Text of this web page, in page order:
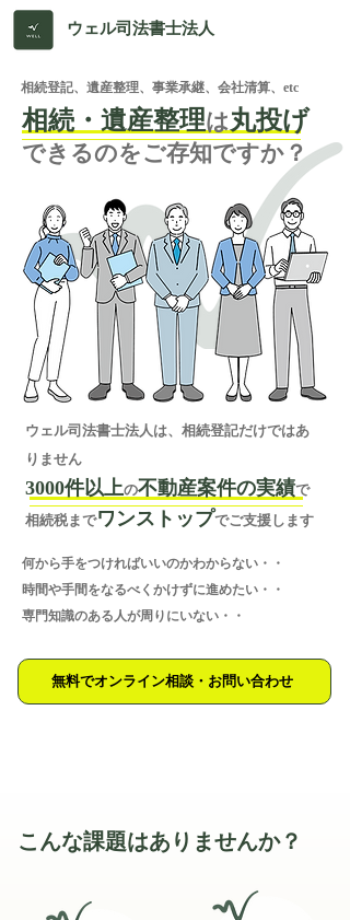
ウェル司法書士法人
相続登記、遺産整理、事業承継、会社清算、etc
相続・遺産整理は丸投げ
できるのをご存知ですか？
ウェル司法書士法人は、相続登記だけではあ
りません
3000件以上の不動産案件の実績で
相続税までワンストップでご支援します
何から手をつければいいのかわからない・・
時間や手間をなるべくかけずに進めたい・・
専門知識のある人が周りにいない・・
無料でオンライン相談・お問い合わせ
こんな課題はありませんか？